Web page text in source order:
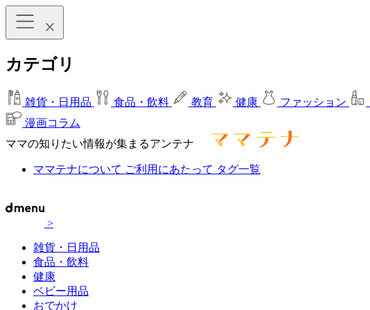
カテゴリ
雑貨・日用品 食品・飲料 教育 健康 ファッション
漫画コラム
ママの知りたい情報が集まるアンテナ
ママテナについて ご利用にあたって タグ一覧
>
雑貨・日用品
食品・飲料
健康
ベビー用品
おでかけ